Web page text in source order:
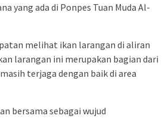
yang ada di Ponpes Tuan Muda Al-
melihat ikan larangan di aliran
larangan ini merupakan bagian dari
terjaga dengan baik di area
bersama sebagai wujud